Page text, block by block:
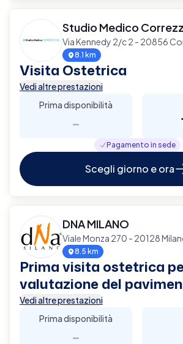
Studio Medico
Via Kennedy 2/c 2 - 20856
8.1 km
Visita Ostetrica
Vedi altre prestazioni
Prima disponibilità
-
Pagamento in sede
Scegli giorno e ora
DNA MILANO
Viale Monza 270 - 20128
8.5 km
Prima visita ostetrica
valutazione del
Vedi altre prestazioni
Prima disponibilità
-